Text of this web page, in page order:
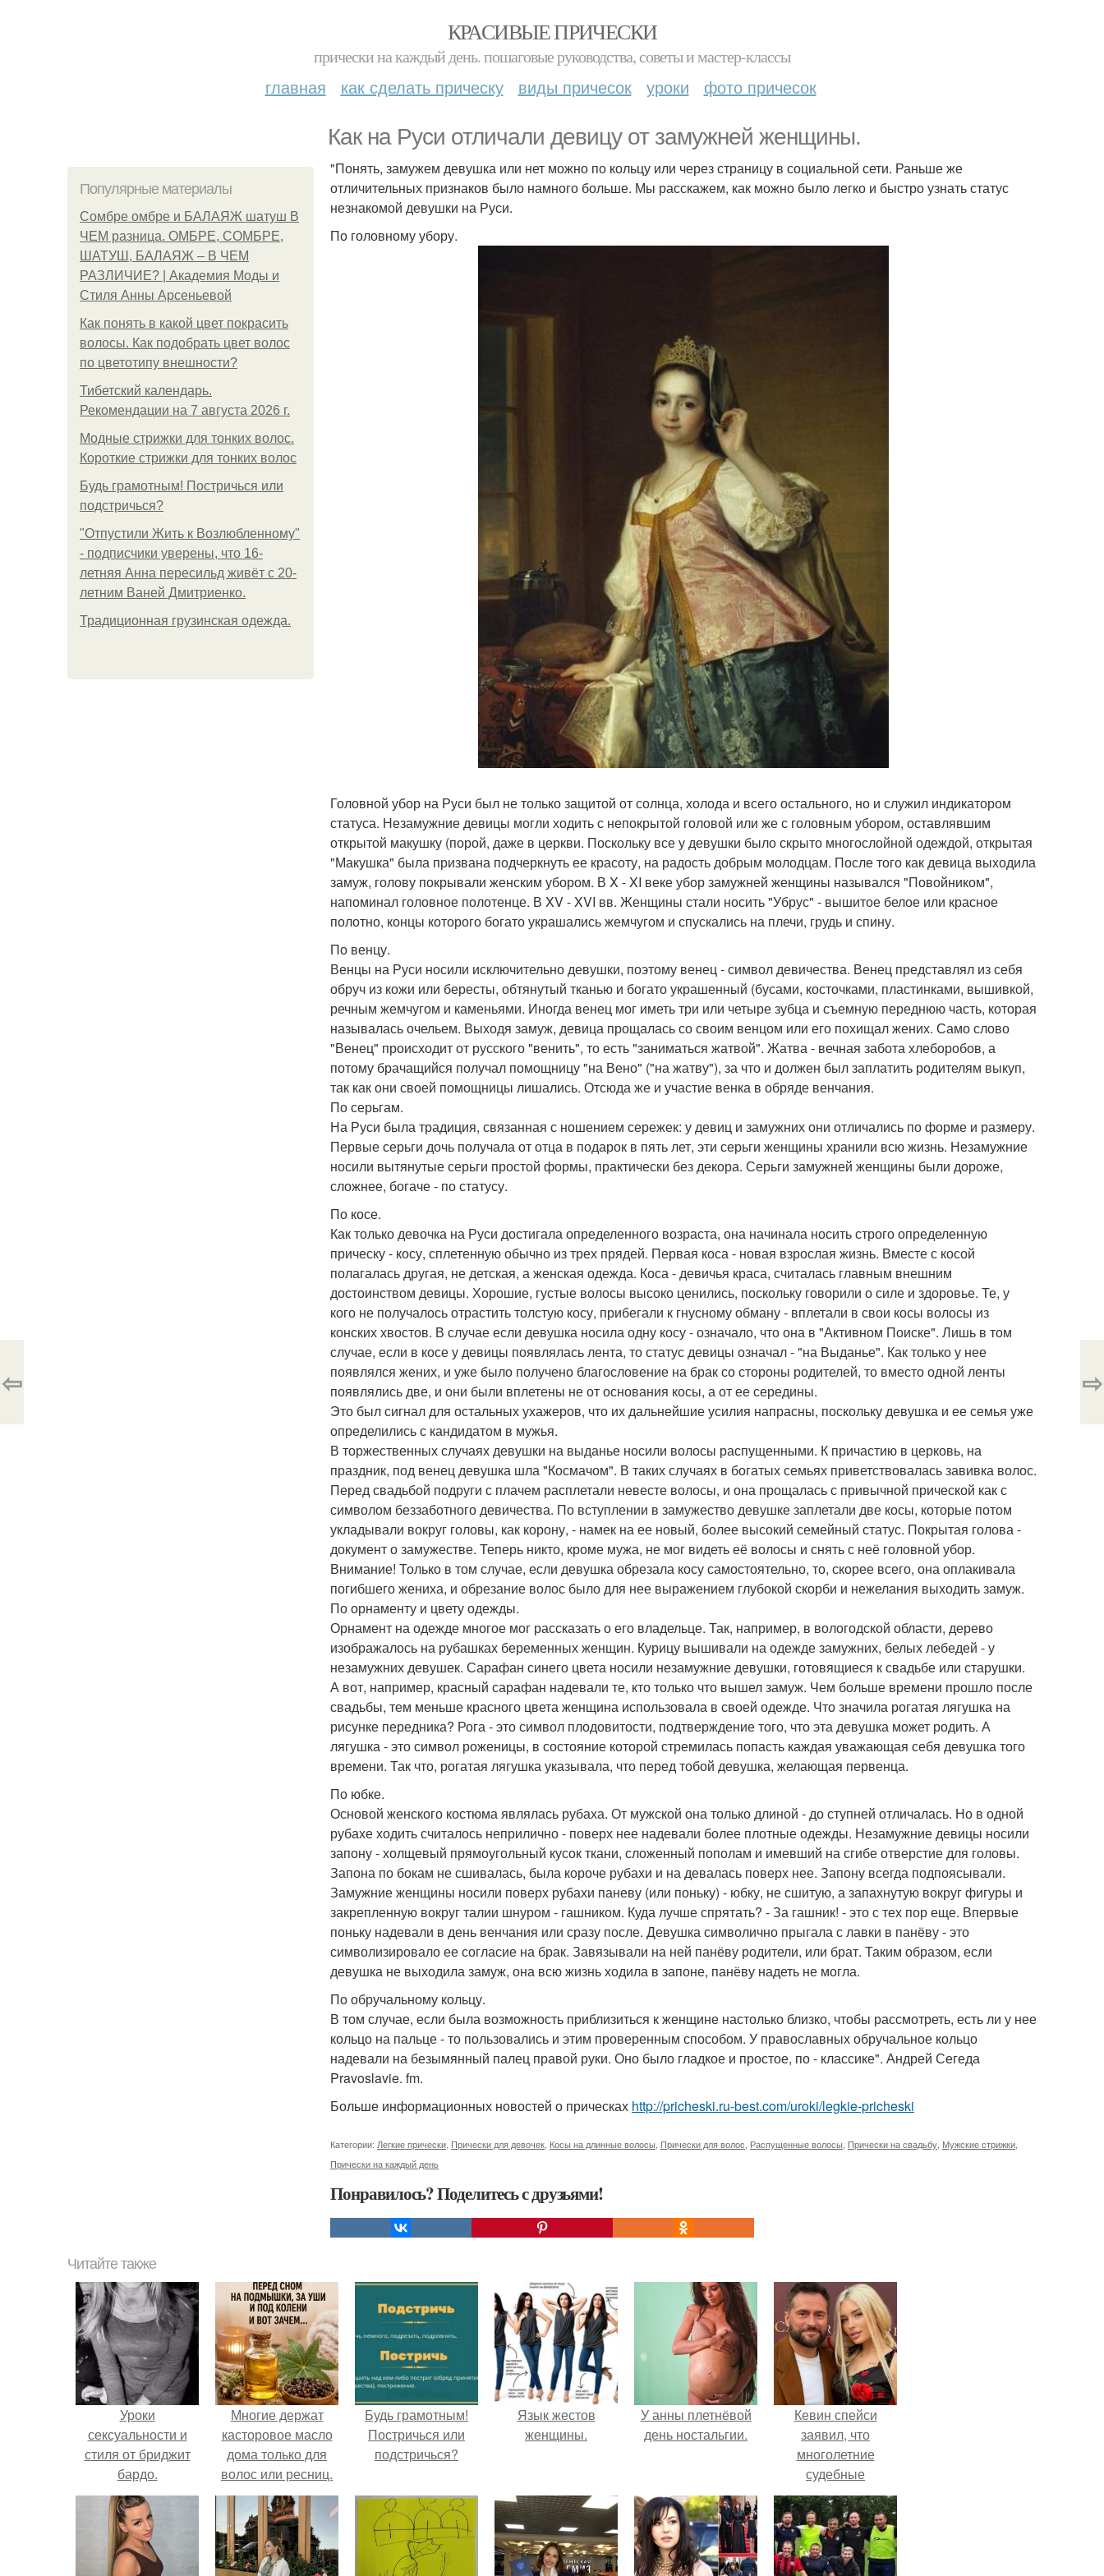
КРАСИВЫЕ ПРИЧЕСКИ
прически на каждый день. пошаговые руководства, советы и мастер-классы
главная как сделать прическу виды причесок уроки фото причесок
Как на Руси отличали девицу от замужней женщины.
Популярные материалы
Сомбре омбре и БАЛАЯЖ шатуш В
ЧЕМ разница. ОМБРЕ, СОМБРЕ,
ШАТУШ, БАЛАЯЖ – В ЧЕМ
РАЗЛИЧИЕ? | Академия Моды и
Стиля Анны Арсеньевой
Как понять в какой цвет покрасить
волосы. Как подобрать цвет волос
по цветотипу внешности?
Тибетский календарь.
Рекомендации на 7 августа 2026 г.
Модные стрижки для тонких волос.
Короткие стрижки для тонких волос
Будь грамотным! Постричься или
подстричься?
"Отпустили Жить к Возлюбленному"
- подписчики уверены, что 16-
летняя Анна пересильд живёт с 20-
летним Ваней Дмитриенко.
Традиционная грузинская одежда.
"Понять, замужем девушка или нет можно по кольцу или через страницу в социальной сети. Раньше же
отличительных признаков было намного больше. Мы расскажем, как можно было легко и быстро узнать статус
незнакомой девушки на Руси.
По головному убору.
Головной убор на Руси был не только защитой от солнца, холода и всего остального, но и служил индикатором
статуса. Незамужние девицы могли ходить с непокрытой головой или же с головным убором, оставлявшим
открытой макушку (порой, даже в церкви. Поскольку все у девушки было скрыто многослойной одеждой, открытая
"Макушка" была призвана подчеркнуть ее красоту, на радость добрым молодцам. После того как девица выходила
замуж, голову покрывали женским убором. В X - XI веке убор замужней женщины назывался "Повойником",
напоминал головное полотенце. В XV - XVI вв. Женщины стали носить "Убрус" - вышитое белое или красное
полотно, концы которого богато украшались жемчугом и спускались на плечи, грудь и спину.
По венцу.
Венцы на Руси носили исключительно девушки, поэтому венец - символ девичества. Венец представлял из себя
обруч из кожи или бересты, обтянутый тканью и богато украшенный (бусами, косточками, пластинками, вышивкой,
речным жемчугом и каменьями. Иногда венец мог иметь три или четыре зубца и съемную переднюю часть, которая
называлась очельем. Выходя замуж, девица прощалась со своим венцом или его похищал жених. Само слово
"Венец" происходит от русского "венить", то есть "заниматься жатвой". Жатва - вечная забота хлеборобов, а
потому брачащийся получал помощницу "на Вено" ("на жатву"), за что и должен был заплатить родителям выкуп,
так как они своей помощницы лишались. Отсюда же и участие венка в обряде венчания.
По серьгам.
На Руси была традиция, связанная с ношением сережек: у девиц и замужних они отличались по форме и размеру.
Первые серьги дочь получала от отца в подарок в пять лет, эти серьги женщины хранили всю жизнь. Незамужние
носили вытянутые серьги простой формы, практически без декора. Серьги замужней женщины были дороже,
сложнее, богаче - по статусу.
По косе.
Как только девочка на Руси достигала определенного возраста, она начинала носить строго определенную
прическу - косу, сплетенную обычно из трех прядей. Первая коса - новая взрослая жизнь. Вместе с косой
полагалась другая, не детская, а женская одежда. Коса - девичья краса, считалась главным внешним
достоинством девицы. Хорошие, густые волосы высоко ценились, поскольку говорили о силе и здоровье. Те, у
кого не получалось отрастить толстую косу, прибегали к гнусному обману - вплетали в свои косы волосы из
конских хвостов. В случае если девушка носила одну косу - означало, что она в "Активном Поиске". Лишь в том
случае, если в косе у девицы появлялась лента, то статус девицы означал - "на Выданье". Как только у нее
появлялся жених, и уже было получено благословение на брак со стороны родителей, то вместо одной ленты
появлялись две, и они были вплетены не от основания косы, а от ее середины.
Это был сигнал для остальных ухажеров, что их дальнейшие усилия напрасны, поскольку девушка и ее семья уже
определились с кандидатом в мужья.
В торжественных случаях девушки на выданье носили волосы распущенными. К причастию в церковь, на
праздник, под венец девушка шла "Космачом". В таких случаях в богатых семьях приветствовалась завивка волос.
Перед свадьбой подруги с плачем расплетали невесте волосы, и она прощалась с привычной прической как с
символом беззаботного девичества. По вступлении в замужество девушке заплетали две косы, которые потом
укладывали вокруг головы, как корону, - намек на ее новый, более высокий семейный статус. Покрытая голова -
документ о замужестве. Теперь никто, кроме мужа, не мог видеть её волосы и снять с неё головной убор.
Внимание! Только в том случае, если девушка обрезала косу самостоятельно, то, скорее всего, она оплакивала
погибшего жениха, и обрезание волос было для нее выражением глубокой скорби и нежелания выходить замуж.
По орнаменту и цвету одежды.
Орнамент на одежде многое мог рассказать о его владельце. Так, например, в вологодской области, дерево
изображалось на рубашках беременных женщин. Курицу вышивали на одежде замужних, белых лебедей - у
незамужних девушек. Сарафан синего цвета носили незамужние девушки, готовящиеся к свадьбе или старушки.
А вот, например, красный сарафан надевали те, кто только что вышел замуж. Чем больше времени прошло после
свадьбы, тем меньше красного цвета женщина использовала в своей одежде. Что значила рогатая лягушка на
рисунке передника? Рога - это символ плодовитости, подтверждение того, что эта девушка может родить. А
лягушка - это символ роженицы, в состояние которой стремилась попасть каждая уважающая себя девушка того
времени. Так что, рогатая лягушка указывала, что перед тобой девушка, желающая первенца.
По юбке.
Основой женского костюма являлась рубаха. От мужской она только длиной - до ступней отличалась. Но в одной
рубахе ходить считалось неприлично - поверх нее надевали более плотные одежды. Незамужние девицы носили
запону - холщевый прямоугольный кусок ткани, сложенный пополам и имевший на сгибе отверстие для головы.
Запона по бокам не сшивалась, была короче рубахи и на девалась поверх нее. Запону всегда подпоясывали.
Замужние женщины носили поверх рубахи паневу (или поньку) - юбку, не сшитую, а запахнутую вокруг фигуры и
закрепленную вокруг талии шнуром - гашником. Куда лучше спрятать? - За гашник! - это с тех пор еще. Впервые
поньку надевали в день венчания или сразу после. Девушка символично прыгала с лавки в панёву - это
символизировало ее согласие на брак. Завязывали на ней панёву родители, или брат. Таким образом, если
девушка не выходила замуж, она всю жизнь ходила в запоне, панёву надеть не могла.
По обручальному кольцу.
В том случае, если была возможность приблизиться к женщине настолько близко, чтобы рассмотреть, есть ли у нее
кольцо на пальце - то пользовались и этим проверенным способом. У православных обручальное кольцо
надевали на безымянный палец правой руки. Оно было гладкое и простое, по - классике". Андрей Сегеда
Pravoslavie. fm.
Больше информационных новостей о прическах http://pricheski.ru-best.com/uroki/legkie-pricheski
Категории: Легкие прически Прически для девочек Косы на длинные волосы Прически для волос Распущенные волосы Прически на свадьбу Мужские стрижки
Прически на каждый день
Понравилось? Поделитесь с друзьями!
⇦ ⇨
Читайте также
Уроки
сексуальности и
стиля от бриджит
бардо.
Многие держат
касторовое масло
дома только для
волос или ресниц.
Будь грамотным!
Постричься или
подстричься?
Язык жестов
женщины.
У анны плетнёвой
день ностальгии.
Кевин спейси
заявил, что
многолетние
судебные
разбирательства
практически
уничтожили его
состояние.